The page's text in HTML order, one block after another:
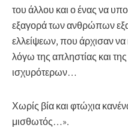
του άλλου και ο ένας να
εξαγορά των ανθρώπων
ελλείψεων, που άρχισαν
λόγω της απληστίας και
ισχυρότερων…
Χωρίς βία και φτώχια
μισθωτός…».